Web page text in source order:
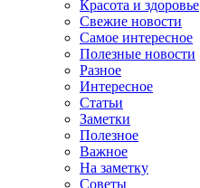
Красота и здоровье
Свежие новости
Самое интересное
Полезные новости
Разное
Интересное
Статьи
Заметки
Полезное
Важное
На заметку
Советы